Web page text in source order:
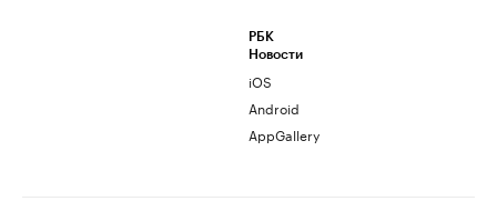
РБК
Новости
iOS
Android
AppGallery